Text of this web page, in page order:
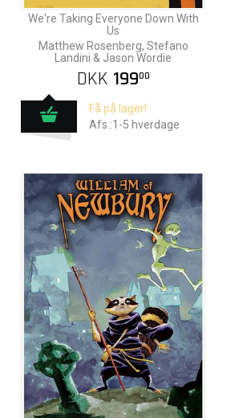
We're Taking Everyone Down With
Us
Matthew Rosenberg, Stefano
Landini & Jason Wordie
DKK 19900
Få på lager!
Afs.:1-5 hverdage